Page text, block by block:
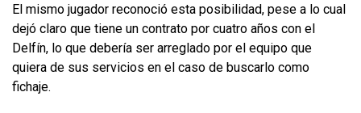
El mismo jugador reconoció esta posibilidad, pese a lo cual
dejó claro que tiene un contrato por cuatro años con el
Delfín, lo que debería ser arreglado por el equipo que
quiera de sus servicios en el caso de buscarlo como
fichaje.